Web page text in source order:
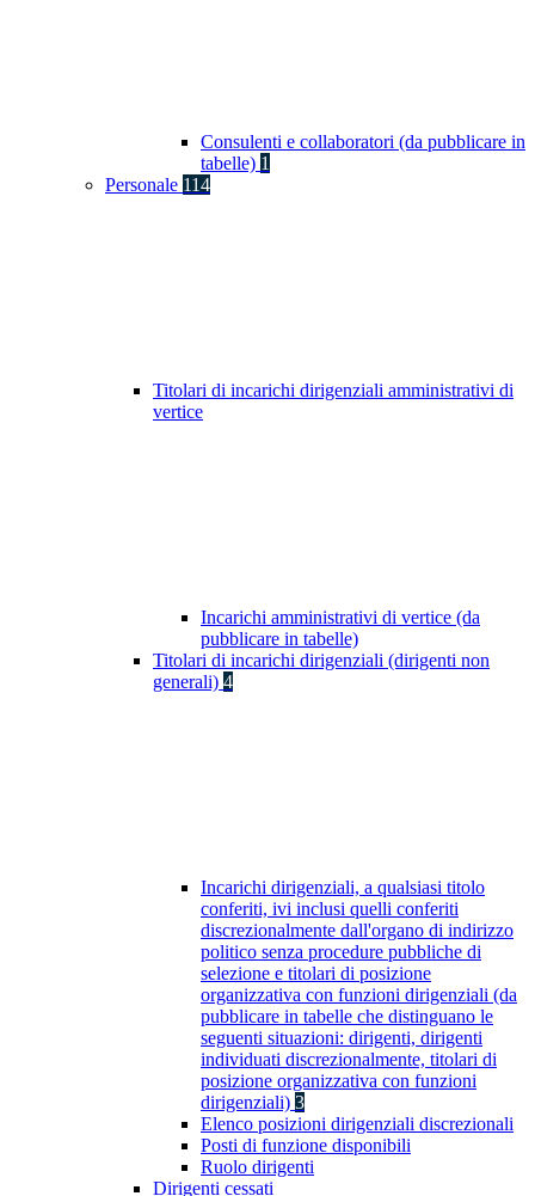
Consulenti e collaboratori (da pubblicare in
tabelle) 1
Personale 114
Titolari di incarichi dirigenziali amministrativi di
vertice
Incarichi amministrativi di vertice (da
pubblicare in tabelle)
Titolari di incarichi dirigenziali (dirigenti non
generali) 4
Incarichi dirigenziali, a qualsiasi titolo
conferiti, ivi inclusi quelli conferiti
discrezionalmente dall'organo di indirizzo
politico senza procedure pubbliche di
selezione e titolari di posizione
organizzativa con funzioni dirigenziali (da
pubblicare in tabelle che distinguano le
seguenti situazioni: dirigenti, dirigenti
individuati discrezionalmente, titolari di
posizione organizzativa con funzioni
dirigenziali) 3
Elenco posizioni dirigenziali discrezionali
Posti di funzione disponibili
Ruolo dirigenti
Dirigenti cessati